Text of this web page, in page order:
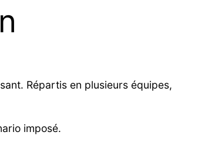
Répartis en plusieurs équipes,
imposé.